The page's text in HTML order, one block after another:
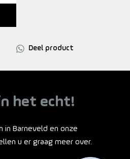
Deel product
het echt!
in Barneveld en onze
u er graag meer over.